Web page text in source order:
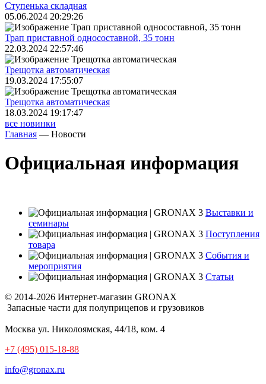
Ступенька складная
05.06.2024 20:29:26
Трап приставной односоставной, 35 тонн
22.03.2024 22:57:46
Трещoтка автоматическая
19.03.2024 17:55:07
Трещoтка автоматическая
18.03.2024 19:17:47
все новинки
Главная — Новости
Официальная информация
Выставки и
семинары
Поступления
товара
События и
мероприятия
Статьи
© 2014-2026 Интернет-магазин GRONAX
Запасные части для полуприцепов и грузовиков
Москва ул. Николоямская, 44/18, ком. 4
+7 (495) 015-18-88
info@gronax.ru